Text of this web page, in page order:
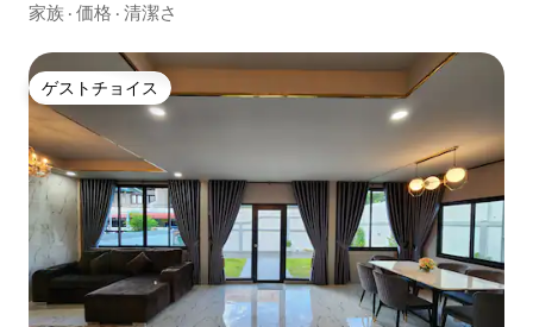
家族 · 価格 · 清潔さ
ゲストチョイス
ゲストチョイス